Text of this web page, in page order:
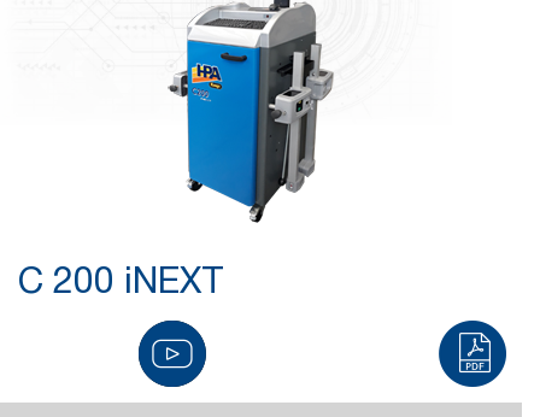
C 200 iNEXT